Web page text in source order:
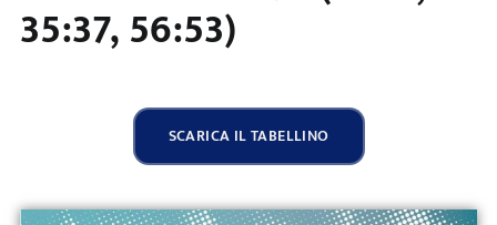
35:37, 56:53)
SCARICA IL TABELLINO